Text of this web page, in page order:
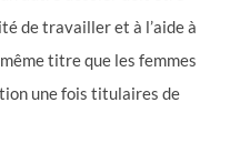
de travailler et à l’aide à
titre que les femmes
une fois titulaires de